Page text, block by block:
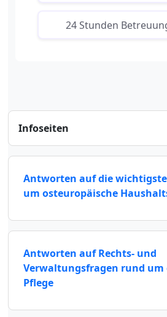
24 Stunden
Infoseiten
Antworten auf die
um osteuropäische
Antworten auf Rechts- und
Verwaltungsfragen rund um
Pflege